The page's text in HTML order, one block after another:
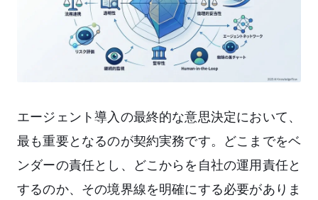
エージェント導入の最終的な意思決定において、
最も重要となるのが契約実務です。どこまでをベ
ンダーの責任とし、どこからを自社の運用責任と
するのか、その境界線を明確にする必要がありま